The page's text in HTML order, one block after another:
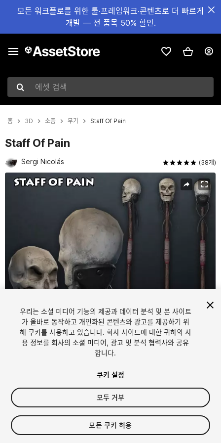
모든 워크플로를 위한 툴·프레임워크·콘텐츠로 더 빠르게
개발 — 전 품목 50% 할인.
에셋 검색
홈 3D 소품 무기 Staff Of Pain
Staff Of Pain
Sergi Nicolás (38개)
현재 슬라이드: 1 / 2
1/2
FREE
in the past week
우리는 소셜 미디어 기능의 제공과 데이터 분석 및 본 사이트
가 올바로 동작하고 개인화된 콘텐츠와 광고를 제공하기 위
해 쿠키를 사용하고 있습니다. 회사 사이트에 대한 귀하의 사
용 정보를 회사의 소셜 미디어, 광고 및 분석 협력사와 공유
합니다.
쿠키 설정
모두 거부
모든 쿠키 허용